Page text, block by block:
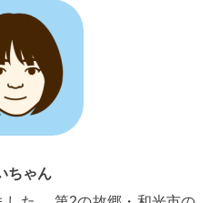
ちゃん